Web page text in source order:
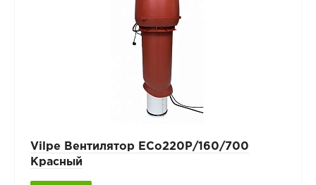
Vilpe Вентилятор ECo220Р/160/700
Красный